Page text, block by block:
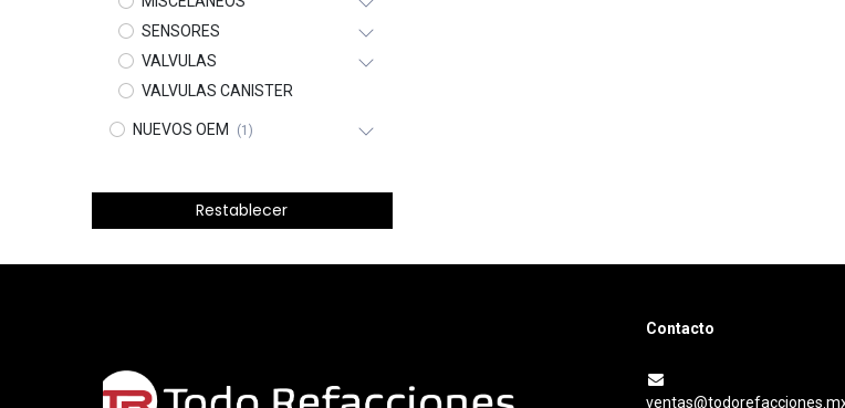
SENSORES
VALVULAS
VALVULAS CANISTER
NUEVOS OEM (1)
Restablecer
Contacto